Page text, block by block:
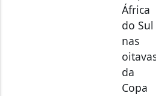
do Sul
nas
oitavas
da
Copa